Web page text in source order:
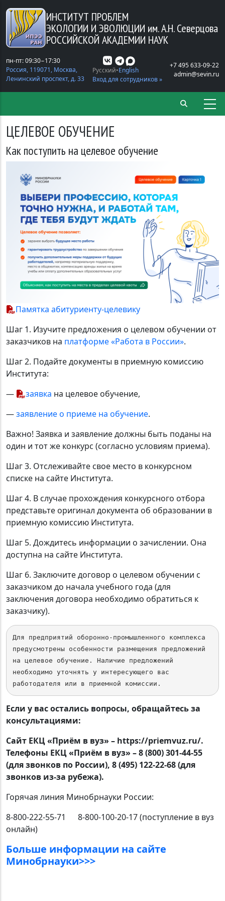
Перейти к основному содержанию
ИНСТИТУТ ПРОБЛЕМ
ЭКОЛОГИИ И ЭВОЛЮЦИИ им. А.Н. Северцова
РОССИЙСКОЙ АКАДЕМИИ НАУК
пн-пт: 09:30−17:30
Россия, 119071, Москва,
Ленинский проспект, д. 33
Русский English
Вход для сотрудников »
+7 495 633-09-22
admin@sevin.ru
ЦЕЛЕВОЕ ОБУЧЕНИЕ
Как поступить на целевое обучение
Памятка абитуриенту-целевику
Шаг 1. Изучите предложения о целевом обучении от
заказчиков на платформе «Работа в России».
Шаг 2. Подайте документы в приемную комиссию
Института:
—
заявка на целевое обучение,
—заявление о приеме на обучение.
Важно! Заявка и заявление должны быть поданы на
один и тот же конкурс (согласно условиям приема).
Шаг 3. Отслеживайте свое место в конкурсном
списке на сайте Института.
Шаг 4. В случае прохождения конкурсного отбора
представьте оригинал документа об образовании в
приемную комиссию Института.
Шаг 5. Дождитесь информации о зачислении. Она
доступна на сайте Института.
Шаг 6. Заключите договор о целевом обучении с
заказчиком до начала учебного года (для
заключения договора необходимо обратиться к
заказчику).
Для предприятий оборонно-промышленного комплекса
предусмотрены особенности размещения предложений
на целевое обучение. Наличие предложений
необходимо уточнять у интересующего вас
работодателя или в приемной комиссии.
Если у вас остались вопросы, обращайтесь за
консультациями:
Сайт ЕКЦ «Приём в вуз» – https://priemvuz.ru/.
Телефоны ЕКЦ «Приём в вуз» – 8 (800) 301-44-55
(для звонков по России), 8 (495) 122-22-68 (для
звонков из-за рубежа).
Горячая линия Минобрнауки России:
8-800-222-55-71 8-800-100-20-17 (поступление в вуз
онлайн)
Больше информации на сайте
Минобрнауки>>>